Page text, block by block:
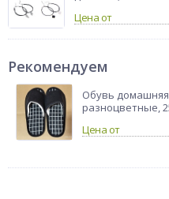
Цена от
Рекомендуем
Обувь
разноцветные,